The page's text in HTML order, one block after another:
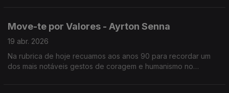
Move-te por Valores - Ayrton Senna
19 abr. 2026
Na rubrica de hoje recuamos aos anos 90 para recordar um
dos mais notáveis gestos de coragem e humanismo no